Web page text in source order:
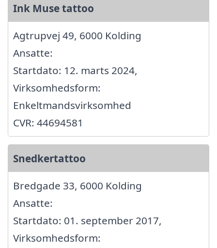
Ink Muse tattoo
Agtrupvej 49, 6000 Kolding
Ansatte:
Startdato: 12. marts 2024,
Virksomhedsform:
Enkeltmandsvirksomhed
CVR: 44694581
Snedkertattoo
Bredgade 33, 6000 Kolding
Ansatte:
Startdato: 01. september 2017,
Virksomhedsform: